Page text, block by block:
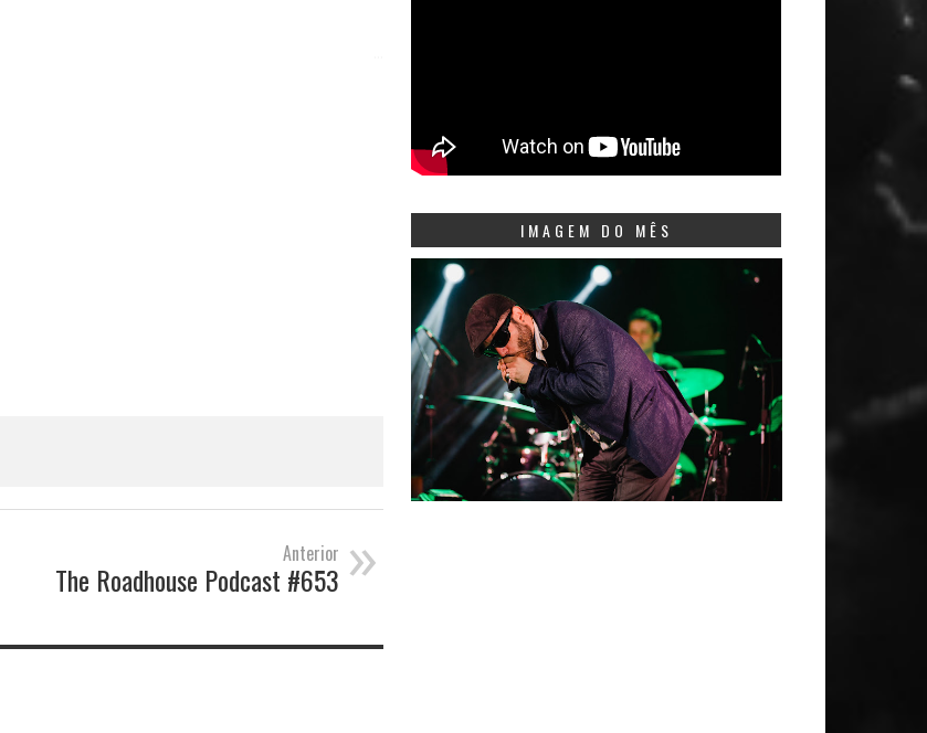
»
Anterior
The Roadhouse Podcast #653
IMAGEM DO MÊS